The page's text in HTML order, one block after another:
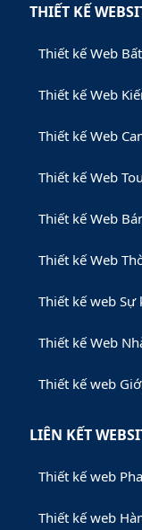
THIẾT KẾ
Thiết kế Web
Thiết kế Web
Thiết kế Web
Thiết kế Web
Thiết kế Web
Thiết kế Web
Thiết kế web Sự
Thiết kế Web
Thiết kế web
LIÊN KẾT
Thiết kế web
Thiết kế web